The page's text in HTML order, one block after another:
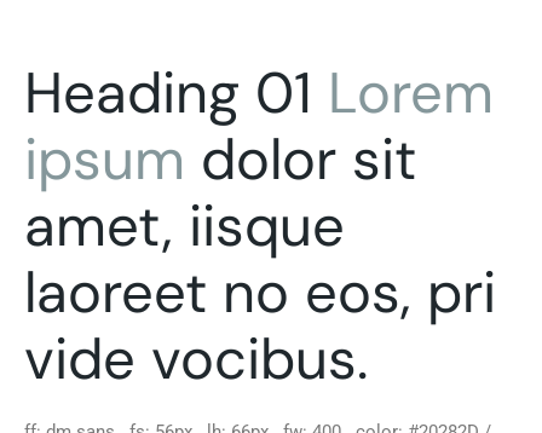
Heading 01 Lorem
ipsum dolor sit
amet, iisque
laoreet no eos, pri
vide vocibus.